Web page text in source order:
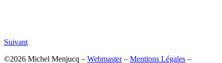
Suivant
©2026 Michel Menjucq – Webmaster– Mentions Légales –